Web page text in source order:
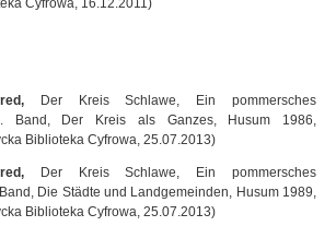
Cyfrowa, 16.12.2011)
Der Kreis Schlawe, Ein pommersches
Band, Der Kreis als Ganzes, Husum 1986,
Biblioteka Cyfrowa, 25.07.2013)
Der Kreis Schlawe, Ein pommersches
Die Städte und Landgemeinden, Husum 1989,
Biblioteka Cyfrowa, 25.07.2013)